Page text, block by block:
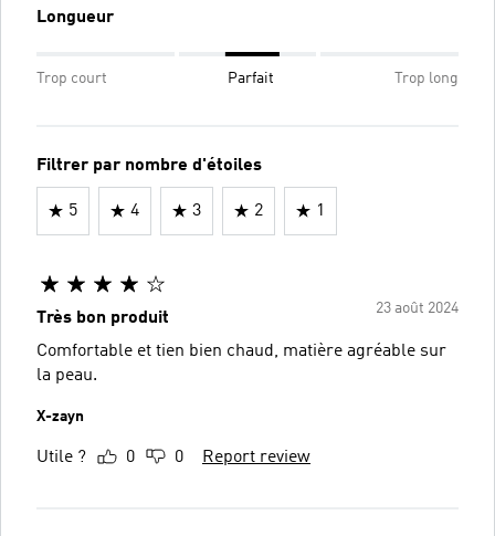
Longueur
Trop court Parfait Trop long
Filtrer par nombre d'étoiles
5 4 3 2 1
23 août 2024
Très bon produit
Comfortable et tien bien chaud, matière agréable sur
la peau.
X-zayn
Utile ? 0 0 Report review